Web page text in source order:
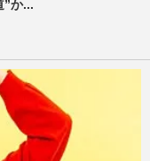
”か...